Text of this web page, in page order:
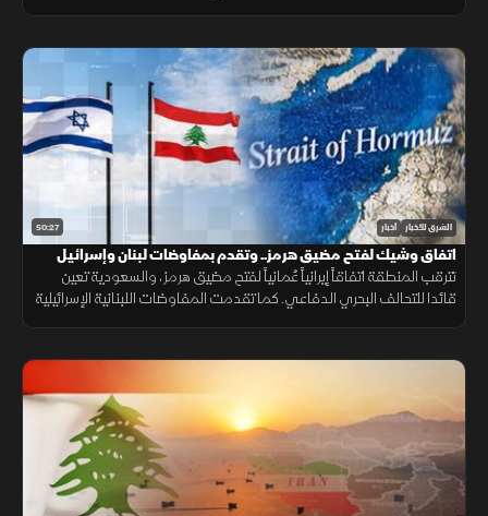
50:27 الشرق للأخبار أخبار
اتفاق وشيك لفتح مضيق هرمز.. وتقدم بمفاوضات لبنان وإسرائيل
تترقب المنطقة اتفاقاً إيرانياً عُمانياً لفتح مضيق هرمز، والسعودية تعين
قائدا للتحالف البحري الدفاعي. كما تقدمت المفاوضات اللبنانية الإسرائيلية